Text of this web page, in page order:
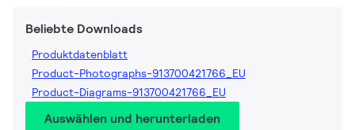
Beliebte Downloads
Produktdatenblatt
Product-Photographs-913700421766_EU
Product-Diagrams-913700421766_EU
Auswählen und herunterladen